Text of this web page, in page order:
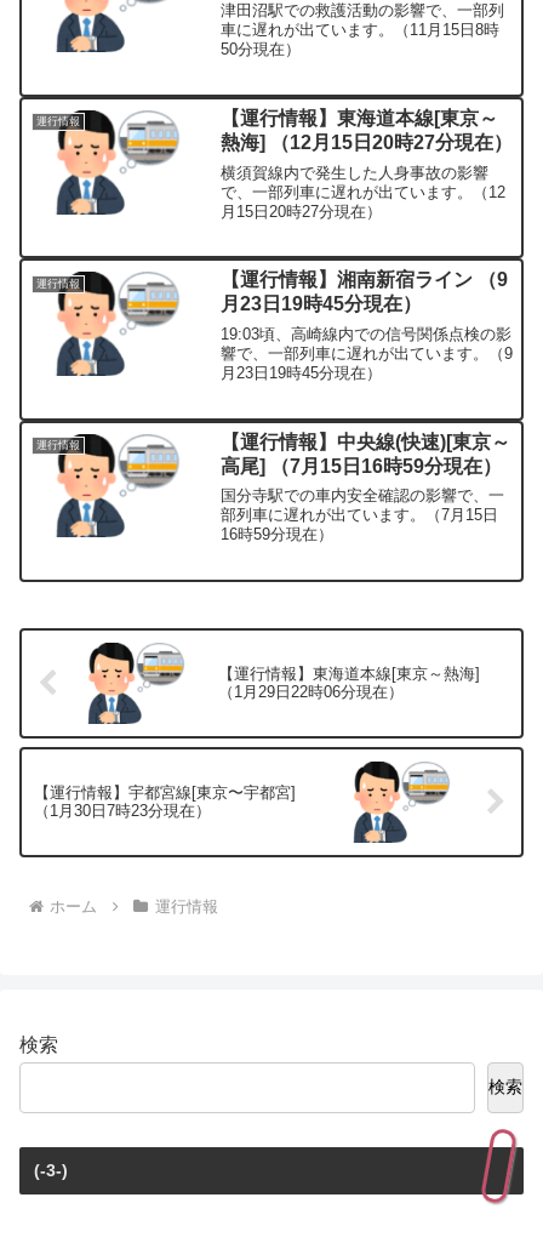
津田沼駅での救護活動の影響で、一部列
車に遅れが出ています。（11月15日8時
50分現在）
運行情報
【運行情報】東海道本線[東京～
熱海] （12月15日20時27分現在）
横須賀線内で発生した人身事故の影響
で、一部列車に遅れが出ています。（12
月15日20時27分現在）
運行情報
【運行情報】湘南新宿ライン （9
月23日19時45分現在）
19:03頃、高崎線内での信号関係点検の影
響で、一部列車に遅れが出ています。（9
月23日19時45分現在）
運行情報
【運行情報】中央線(快速)[東京～
高尾] （7月15日16時59分現在）
国分寺駅での車内安全確認の影響で、一
部列車に遅れが出ています。（7月15日
16時59分現在）
【運行情報】東海道本線[東京～熱海]
（1月29日22時06分現在）
【運行情報】宇都宮線[東京〜宇都宮]
（1月30日7時23分現在）
ホーム 運行情報
検索
検索
(-3-)